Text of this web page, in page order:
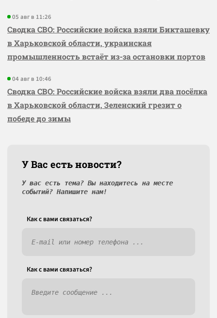
05 авг в 11:26
Сводка СВО: Российские войска взяли Бикташевку
в Харьковской области, украинская
промышленность встаёт из-за остановки портов
04 авг в 10:46
Сводка СВО: Российские войска взяли два посёлка
в Харьковской области, Зеленский грезит о
победе до зимы
У Вас есть новости?
У вас есть тема? Вы находитесь на месте
событий? Напишите нам!
Как c вами связаться?
Как c вами связаться?